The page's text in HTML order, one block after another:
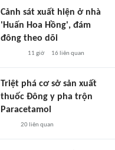
Cảnh sát xuất hiện ở nhà
'Huấn Hoa Hồng', đám
đông theo dõi
11 giờ 16 liên quan
Triệt phá cơ sở sản xuất
thuốc Đông y pha trộn
Paracetamol
20liên quan